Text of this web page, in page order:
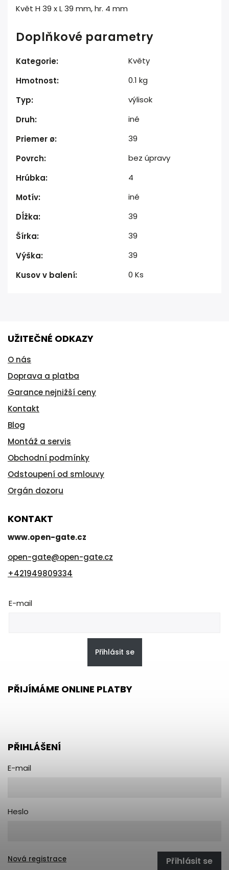
Květ H 39 x L 39 mm, hr. 4 mm
Doplňkové parametry
Kategorie:
Květy
Hmotnost:
0.1 kg
Typ:
výlisok
Druh:
iné
Priemer ø:
39
Povrch:
bez úpravy
Hrúbka:
4
Motív:
iné
Dĺžka:
39
Šírka:
39
Výška:
39
Kusov v balení: 0 Ks
UŽITEČNÉ ODKAZY
O nás
Doprava a platba
Garance nejnižší ceny
Kontakt
Blog
Montáž a servis
Obchodní podmínky
Odstoupení od smlouvy
Orgán dozoru
KONTAKT
www.open-gate.cz
open-gate@open-gate.cz
+421949809334
E-mail
Přihlásit se
PŘIJÍMÁME ONLINE PLATBY
PŘIHLÁŠENÍ
E-mail
Heslo
Přihlásit se
Nová registrace